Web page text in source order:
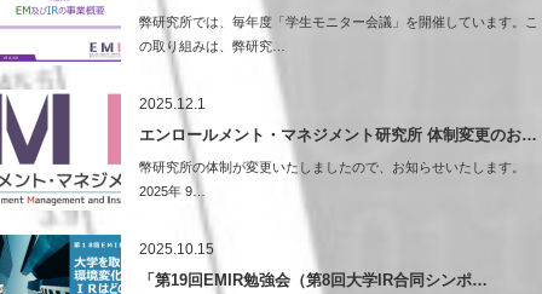
弊研究所では、毎年度「学生モニター会議」を開催しています。こ
の取り組みは、弊研究…
2025.12.1
エンロールメント・マネジメント研究所 体制変更のお…
幣研究所の体制が変更いたしましたので、お知らせいたします。
2025年 9…
2025.10.15
「第19回EMIR勉強会（第8回大学IR合同シンポ…